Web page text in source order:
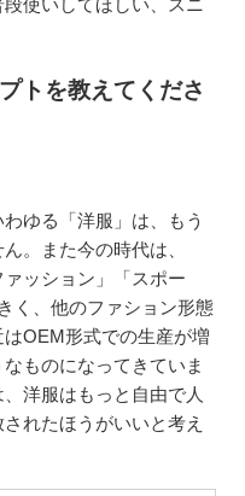
使いしてほしい、スニ
トを教えてくださ
ゆる「洋服」は、もう
。また今の時代は、
ァッション」「スポー
く、他のファション形態
OEM形式での生産が増
ものになってきていま
洋服はもっと自由で人
れたほうがいいと考え